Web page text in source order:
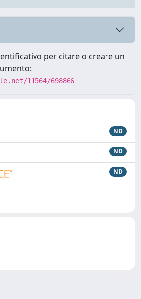
per citare o creare un
11564/698866
ND
ND
ND